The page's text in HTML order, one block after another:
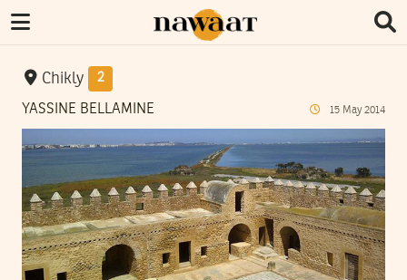
Chikly 2
YASSINE BELLAMINE 15 May 2014